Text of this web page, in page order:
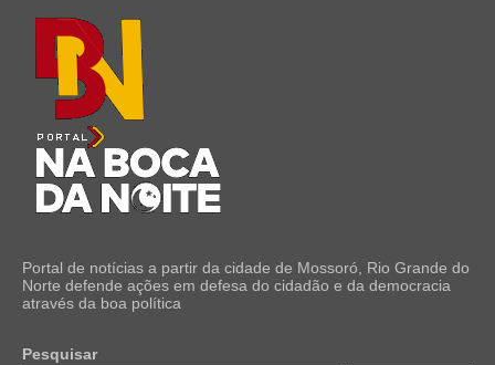
Portal de notícias a partir da cidade de Mossoró, Rio Grande do
Norte defende ações em defesa do cidadão e da democracia
através da boa política
Pesquisar